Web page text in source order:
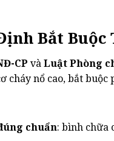
Bắt
CP vàLuật Phòng
cháy nổ cao, bắt buộc
chuẩn: bình chữa